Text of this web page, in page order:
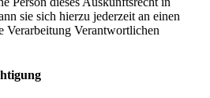
sie sich hierzu jederzeit an einen
Verarbeitung Verantwortlichen